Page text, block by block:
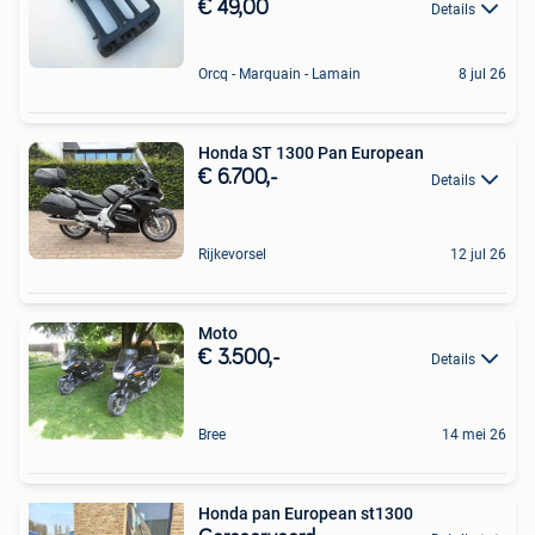
€ 49,00 Details
Orcq - Marquain - Lamain 8 jul 26
Honda ST 1300 Pan European
€ 6.700,- Details
Rijkevorsel 12 jul 26
Moto
€ 3.500,- Details
Bree 14 mei 26
Honda pan European st1300